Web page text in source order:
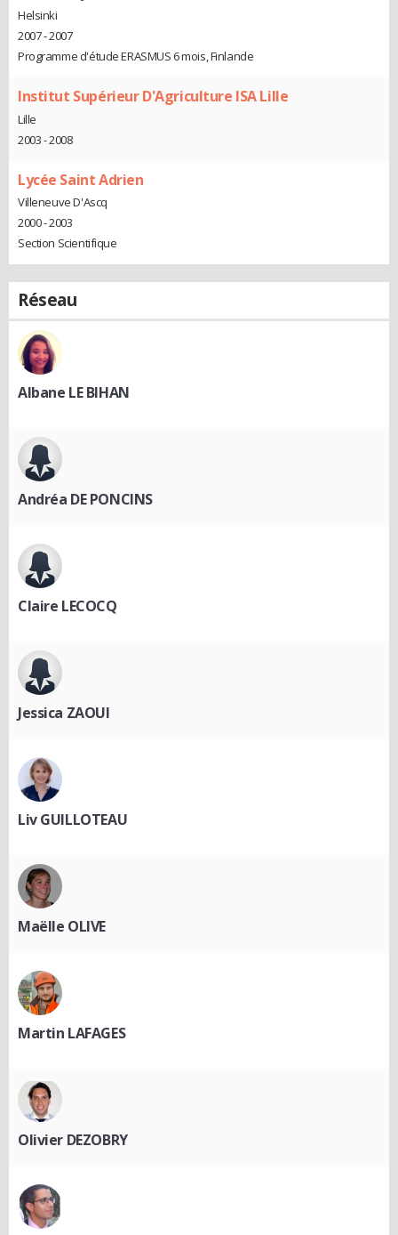
Helsinki
2007 - 2007
Programme d'étude ERASMUS 6 mois, Finlande
Institut Supérieur D'Agriculture ISA Lille
Lille
2003 - 2008
Lycée Saint Adrien
Villeneuve D'Ascq
2000 - 2003
Section Scientifique
Réseau
Albane LE BIHAN
Andréa DE PONCINS
Claire LECOCQ
Jessica ZAOUI
Liv GUILLOTEAU
Maëlle OLIVE
Martin LAFAGES
Olivier DEZOBRY